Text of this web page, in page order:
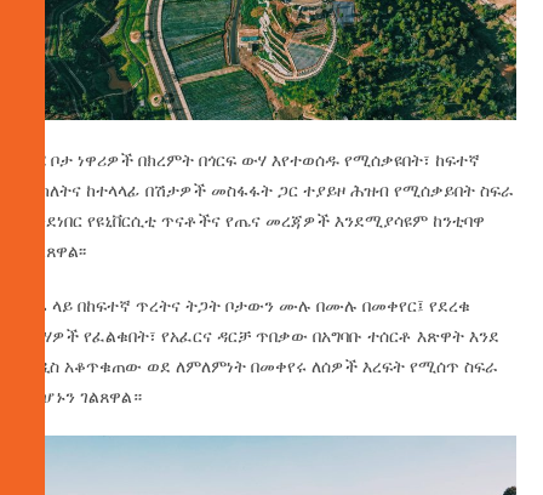
ይሄ ቦታ ነዋሪዎች በክረምት በጎርፍ ውሃ እየተወሰዱ የሚሰቃዩበት፣ ከፍተኛ
ብክለትና ከተላላፊ በሽታዎች መስፋፋት ጋር ተያይዞ ሕዝብ የሚሰቃይበት ስፍራ
እንደነበር የዩኒቨርሲቲ ጥናቶችና የጤና መረጃዎች እንደሚያሳዩም ከንቲባዋ
ገልጸዋል፡፡
ዛሬ ላይ በከፍተኛ ጥረትና ትጋት ቦታውን ሙሉ በሙሉ በመቀየር፤ የደረቁ
ውሃዎች የፈልቁበት፣ የአፈርና ዳርቻ ጥበቃው በአግባቡ ተሰርቶ እጽዋት እንደ
አዲስ አቆጥቁጠው ወደ ለምለምነት በመቀየሩ ለሰዎች እረፍት የሚሰጥ ስፍራ
መሆኑን ገልጸዋል።